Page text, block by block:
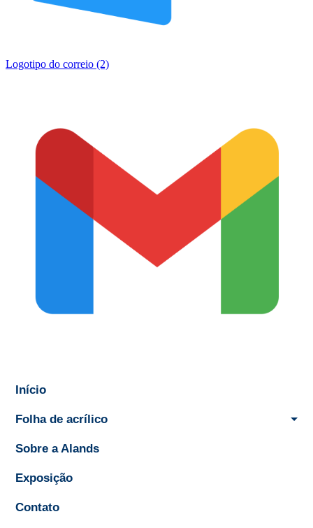
Logotipo do correio (2)
Início
Folha de acrílico
Sobre a Alands
Exposição
Contato